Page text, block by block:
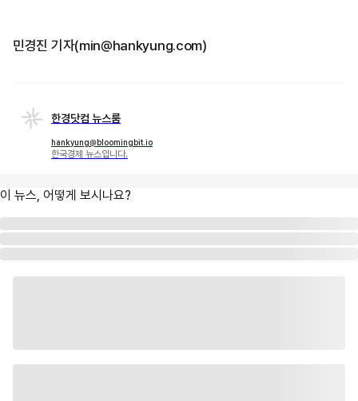
민경진 기자(min@hankyung.com)
한경닷컴 뉴스룸
hankyung@bloomingbit.io
한국경제 뉴스입니다.
이 뉴스, 어떻게 보시나요?